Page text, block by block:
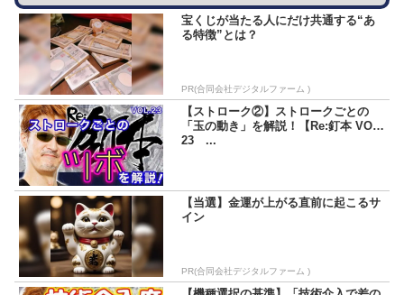
宝くじが当たる人にだけ共通する“あ
る特徴”とは？
PR(合同会社デジタルファーム )
【ストローク②】ストロークごとの
「玉の動き」を解説！【Re:釘本 VOL.
23 ...
【当選】金運が上がる直前に起こるサ
イン
PR(合同会社デジタルファーム )